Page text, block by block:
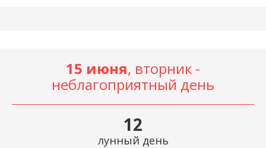
15 июня, вторник -
неблагоприятный день
12
лунный день